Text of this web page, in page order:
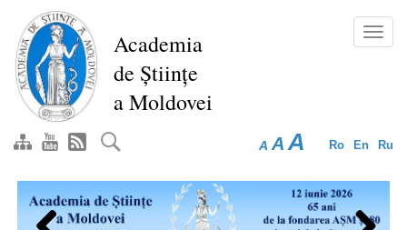
conţinutul
principal
Academia
de Științe
a Moldovei
Ro En Ru
A A A